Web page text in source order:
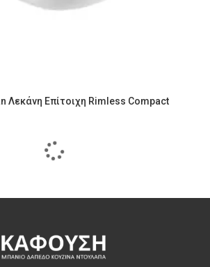
Λεκάνη Επίτοιχη Rimless Compact